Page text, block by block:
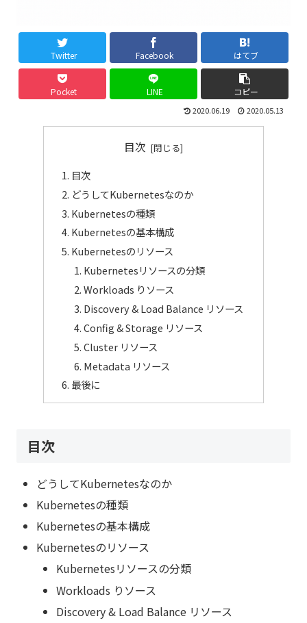
Twitter Facebook はてブ
Pocket LINE コピー
2020.06.19 2020.05.13
目次
目次
どうしてKubernetesなのか
Kubernetesの種類
Kubernetesの基本構成
Kubernetesのリソース
Kubernetesリソースの分類
Workloads りソース
Discovery & Load Balance リソース
Config & Storage リソース
Cluster リソース
Metadata リソース
最後に
目次
どうしてKubernetesなのか
Kubernetesの種類
Kubernetesの基本構成
Kubernetesのリソース
Kubernetesリソースの分類
Workloads りソース
Discovery & Load Balance リソース